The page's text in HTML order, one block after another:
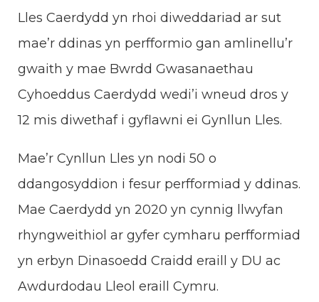
Lles Caerdydd yn rhoi diweddariad ar sut
mae’r ddinas yn perfformio gan amlinellu’r
gwaith y mae Bwrdd Gwasanaethau
Cyhoeddus Caerdydd wedi’i wneud dros y
12 mis diwethaf i gyflawni ei Gynllun Lles.
Mae’r Cynllun Lles yn nodi 50 o
ddangosyddion i fesur perfformiad y ddinas.
Mae Caerdydd yn 2020 yn cynnig llwyfan
rhyngweithiol ar gyfer cymharu perfformiad
yn erbyn Dinasoedd Craidd eraill y DU ac
Awdurdodau Lleol eraill Cymru.